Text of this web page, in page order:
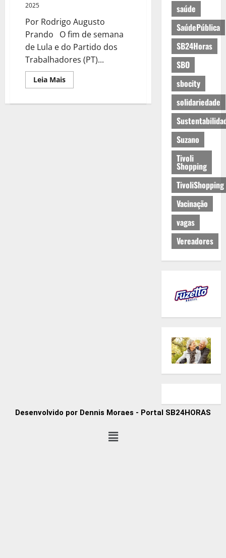
2025
Por Rodrigo Augusto
Prando O fim de semana
de Lula e do Partido dos
Trabalhadores (PT)...
Leia Mais
saúde
SaúdePública
SB24Horas
SBO
sbocity
solidariedade
Suzano
Tivoli
Shopping
TivoliShopping
Vacinação
vagas
Vereadores
Desenvolvido por Dennis Moraes - Portal SB24HORAS